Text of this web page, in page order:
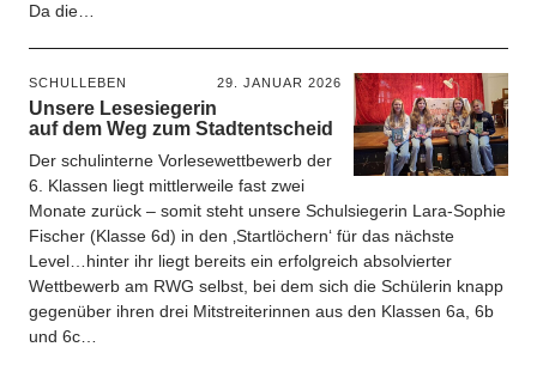
Da die…
SCHULLEBEN 29. JANUAR 2026
Unsere Lesesiegerin
auf dem Weg zum Stadtentscheid
Der schulinterne Vorlesewettbewerb der
6. Klassen liegt mittlerweile fast zwei
Monate zurück – somit steht unsere Schulsiegerin Lara-Sophie
Fischer (Klasse 6d) in den ‚Startlöchern‘ für das nächste
Level…hinter ihr liegt bereits ein erfolgreich absolvierter
Wettbewerb am RWG selbst, bei dem sich die Schülerin knapp
gegenüber ihren drei Mitstreiterinnen aus den Klassen 6a, 6b
und 6c…